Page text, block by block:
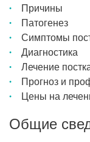
Причины
Патогенез
Симптомы
Диагностика
Лечение
Прогноз и
Цены на
Общие